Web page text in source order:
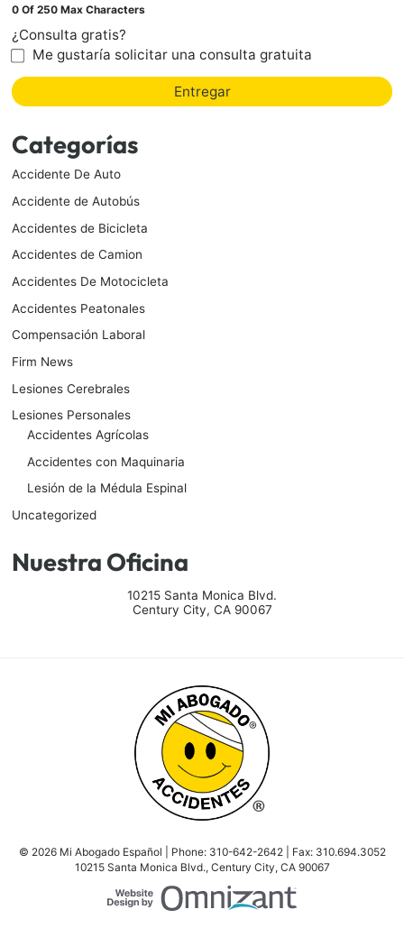
0 Of 250 Max Characters
¿Consulta gratis?
Me gustaría solicitar una consulta gratuita
Entregar
Categorías
Accidente De Auto
Accidente de Autobús
Accidentes de Bicicleta
Accidentes de Camion
Accidentes De Motocicleta
Accidentes Peatonales
Compensación Laboral
Firm News
Lesiones Cerebrales
Lesiones Personales
Accidentes Agrícolas
Accidentes con Maquinaria
Lesión de la Médula Espinal
Uncategorized
Nuestra Oficina
10215 Santa Monica Blvd.
Century City, CA 90067
© 2026 Mi Abogado Español | Phone: 310-642-2642| Fax: 310.694.3052
10215 Santa Monica Blvd., Century City, CA 90067
Website Design by